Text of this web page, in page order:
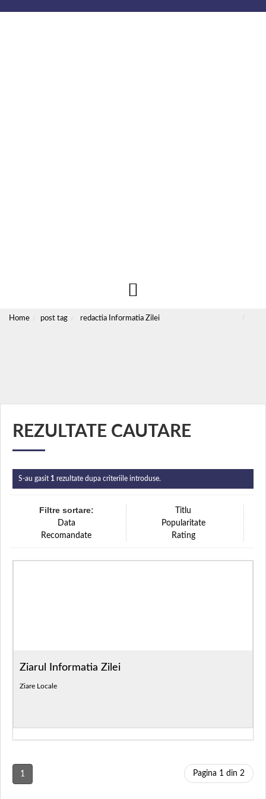
Home post tag redactia Informatia Zilei
REZULTATE CAUTARE
S-au gasit 1 rezultate dupa criteriile introduse.
Filtre sortare:
Titlu
Data
Popularitate
Recomandate
Rating
Ziarul Informatia Zilei
Ziare Locale
1 Pagina 1 din 2